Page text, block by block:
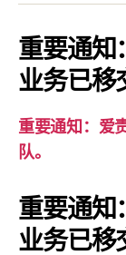
重要通知
业务已移
重要通知：爱
队。
重要通知
业务已移